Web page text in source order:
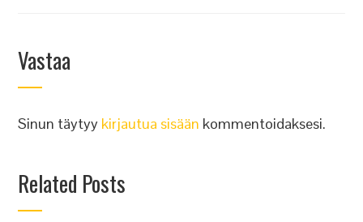
Vastaa
Sinun täytyy kirjautua sisään kommentoidaksesi.
Related Posts